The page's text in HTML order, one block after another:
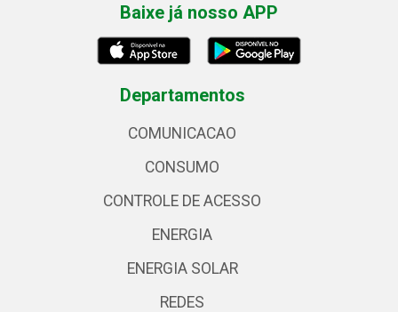
Baixe já nosso APP
Departamentos
COMUNICACAO
CONSUMO
CONTROLE DE ACESSO
ENERGIA
ENERGIA SOLAR
REDES